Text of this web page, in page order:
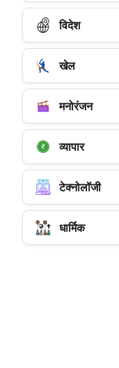
विदेश
खेल
मनोरंजन
व्यापार
टेक्नोलॉजी
धार्मिक